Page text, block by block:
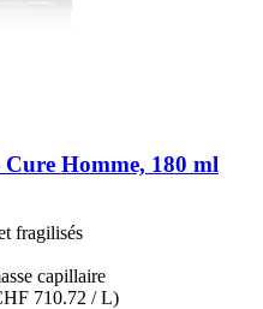
Cure Homme, 180 ml
fragilisés
capillaire
710.72 / L)